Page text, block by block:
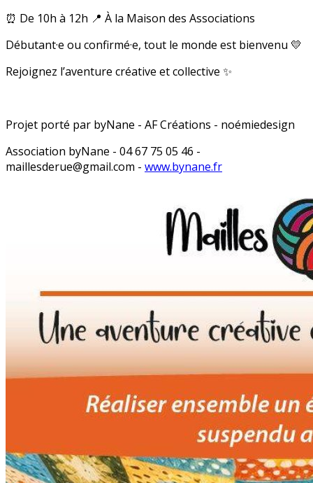
⏰ De 10h à 12h 📍 À la Maison des Associations
Débutant·e ou confirmé·e, tout le monde est bienvenu 💛
Rejoignez l’aventure créative et collective ✨
Projet porté par byNane - AF Créations - noémiedesign
Association byNane - 04 67 75 05 46 -
maillesderue@gmail.com - www.bynane.fr